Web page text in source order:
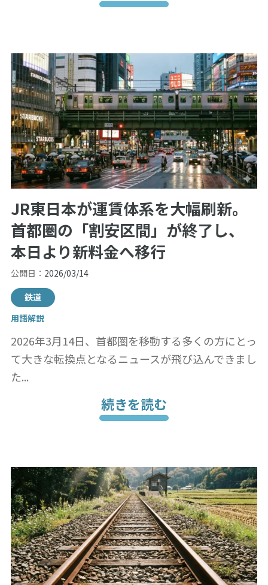
JR東日本が運賃体系を大幅刷新。
首都圏の「割安区間」が終了し、
本日より新料金へ移行
公開日： 2026/03/14
鉄道
用語解説
2026年3月14日、首都圏を移動する多くの方にとっ
て大きな転換点となるニュースが飛び込んできまし
た...
続きを読む